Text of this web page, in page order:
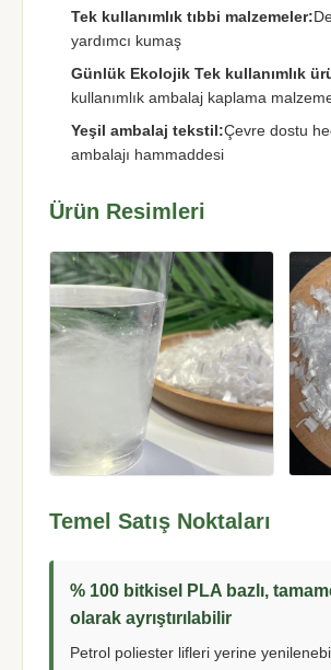
Tek kullanımlık tıbbi malzemeler:
yardımcı kumaş
Günlük Ekolojik Tek kullanımlık
kullanımlık ambalaj kaplama
Yeşil ambalaj tekstil:Çevre dostu
ambalajı hammaddesi
Ürün Resimleri
Temel Satış Noktaları
% 100 bitkisel PLA bazlı,
olarak ayrıştırılabilir
Petrol poliester lifleri yerine